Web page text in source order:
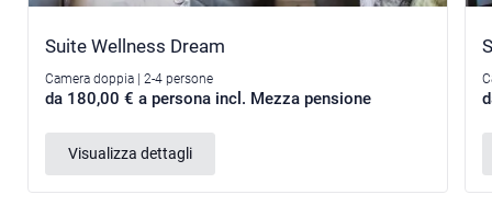
Suite Wellness Dream
Camera doppia | 2-4 persone
da 180,00 € a persona incl. Mezza pensione
Visualizza dettagli